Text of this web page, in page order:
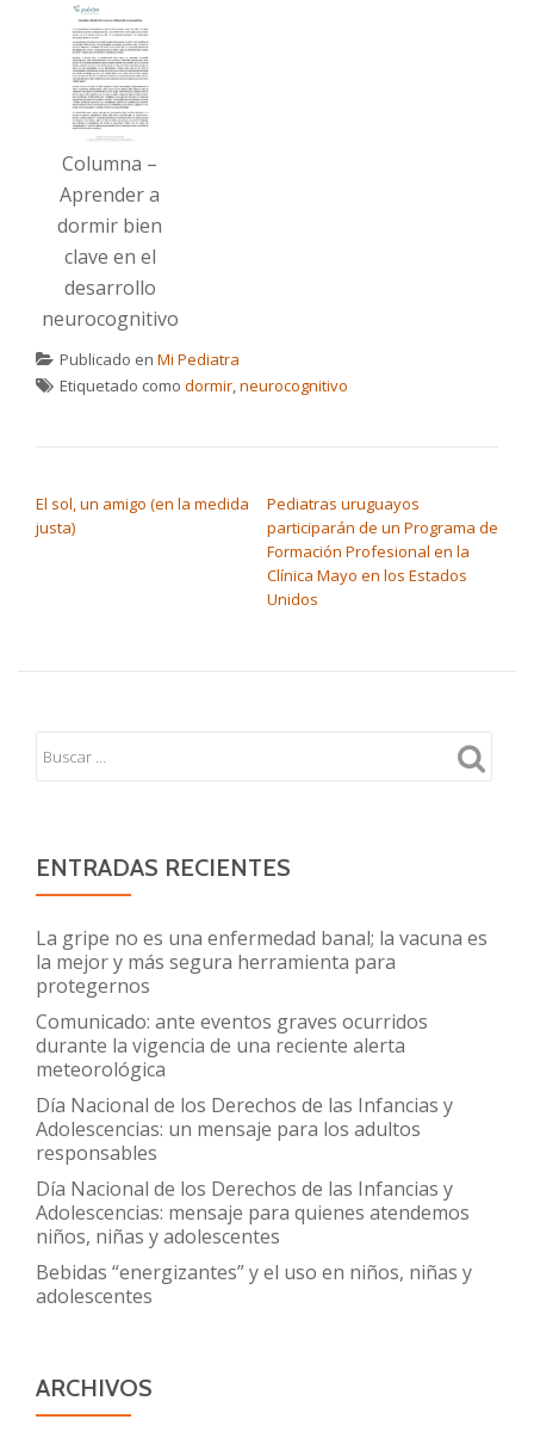
Columna –
Aprender a
dormir bien
clave en el
desarrollo
neurocognitivo
Publicado en Mi Pediatra
Etiquetado como dormir,neurocognitivo
El sol, un amigo (en la medida
justa)
Pediatras uruguayos
participarán de un Programa de
Formación Profesional en la
Clínica Mayo en los Estados
Unidos
ENTRADAS RECIENTES
La gripe no es una enfermedad banal; la vacuna es
la mejor y más segura herramienta para
protegernos
Comunicado: ante eventos graves ocurridos
durante la vigencia de una reciente alerta
meteorológica
Día Nacional de los Derechos de las Infancias y
Adolescencias: un mensaje para los adultos
responsables
Día Nacional de los Derechos de las Infancias y
Adolescencias: mensaje para quienes atendemos
niños, niñas y adolescentes
Bebidas “energizantes” y el uso en niños, niñas y
adolescentes
ARCHIVOS